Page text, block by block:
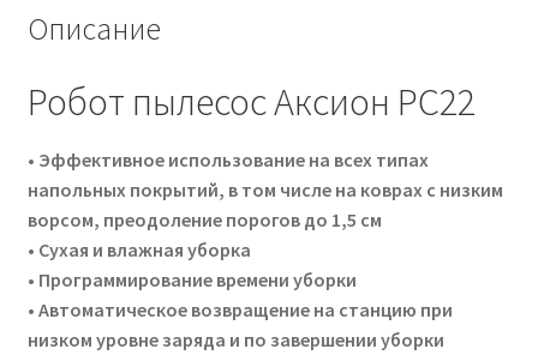
Описание
Робот пылесос Аксион РС22
• Эффективное использование на всех типах
напольных покрытий, в том числе на коврах с низким
ворсом, преодоление порогов до 1,5 см
• Сухая и влажная уборка
• Программирование времени уборки
• Автоматическое возвращение на станцию при
низком уровне заряда и по завершении уборки